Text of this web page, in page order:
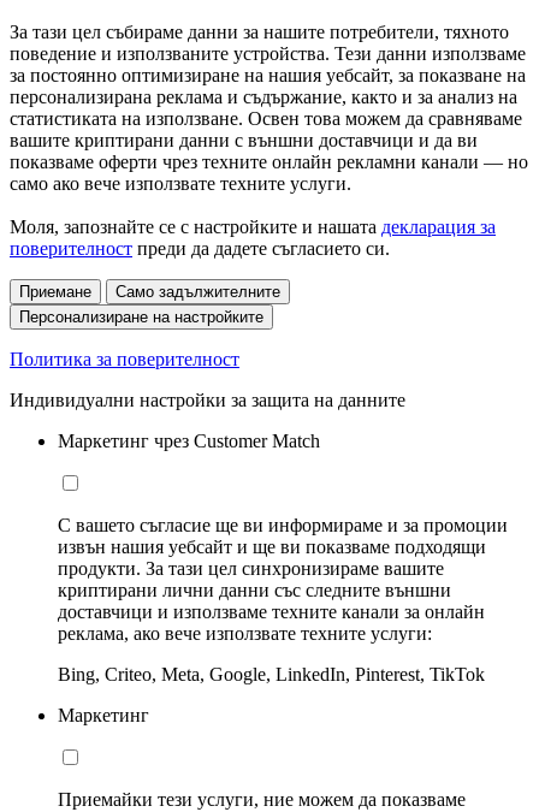
За тази цел събираме данни за нашите потребители, тяхното
поведение и използваните устройства. Тези данни използваме
за постоянно оптимизиране на нашия уебсайт, за показване на
персонализирана реклама и съдържание, както и за анализ на
статистиката на използване. Освен това можем да сравняваме
вашите криптирани данни с външни доставчици и да ви
показваме оферти чрез техните онлайн рекламни канали — но
само ако вече използвате техните услуги.
Моля, запознайте се с настройките и нашата декларация за
поверителност преди да дадете съгласието си.
Приемане
Само задължителните
Персонализиране на настройките
Политика за поверителност
Индивидуални настройки за защита на данните
Маркетинг чрез Customer Match
С вашето съгласие ще ви информираме и за промоции
извън нашия уебсайт и ще ви показваме подходящи
продукти. За тази цел синхронизираме вашите
криптирани лични данни със следните външни
доставчици и използваме техните канали за онлайн
реклама, ако вече използвате техните услуги:
Bing, Criteo, Meta, Google, LinkedIn, Pinterest, TikTok
Маркетинг
Приемайки тези услуги, ние можем да показваме